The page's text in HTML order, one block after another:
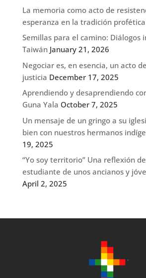
La memoria como acto de
esperanza en la tradición profética
Semillas para el camino: Diálogos
Taiwán January 21, 2026
Negociar es, en esencia, un acto
justicia December 17, 2025
Aprendiendo y desaprendiendo
Guna Yala October 7, 2025
Un mensaje de un gringo a su
bien con nuestros hermanos
19, 2025
“Yo soy territorio” Una reflexión
estudiante de unos ancianos y
April 2, 2025